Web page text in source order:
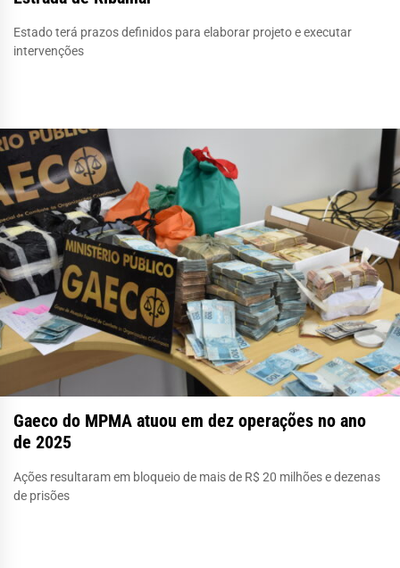
Estado terá prazos definidos para elaborar projeto e executar
intervenções
Gaeco do MPMA atuou em dez operações no ano
de 2025
Ações resultaram em bloqueio de mais de R$ 20 milhões e dezenas
de prisões